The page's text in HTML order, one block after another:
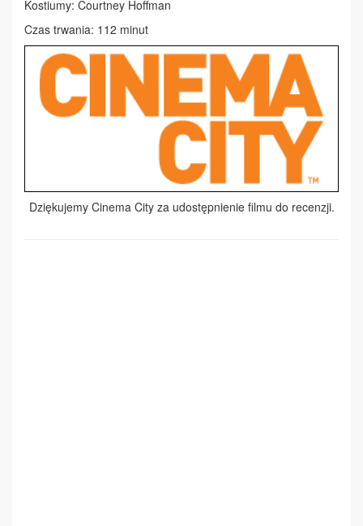
Kostiumy: Courtney Hoffman
Czas trwania: 112 minut
Dziękujemy Cinema City za udostępnienie filmu do recenzji.